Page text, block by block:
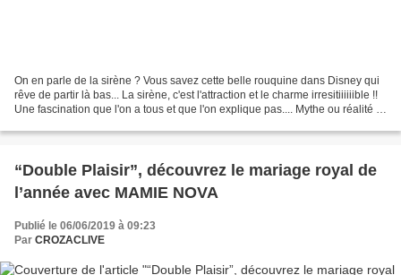
On en parle de la sirène ? Vous savez cette belle rouquine dans Disney qui
rêve de partir là bas... La sirène, c'est l'attraction et le charme irresitiiiiiible !!
Une fascination que l'on a tous et que l'on explique pas.... Mythe ou réalité ?
“Double Plaisir”, découvrez le mariage royal de
l’année avec MAMIE NOVA
Publié le 06/06/2019 à 09:23
Par CROZACLIVE